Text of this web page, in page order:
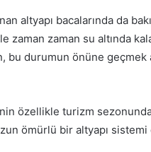
altyapı bacalarında da
zaman zaman su altında
durumun önüne geçmek
özellikle turizm
ömürlü bir altyapı sistemi